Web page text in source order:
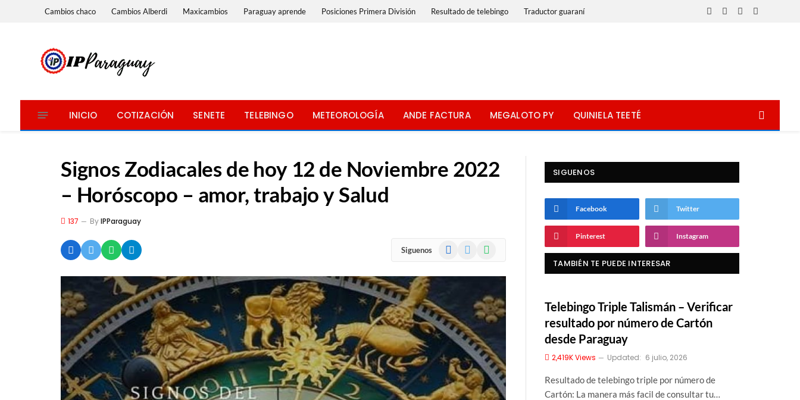
Cambios chaco Cambios Alberdi Maxicambios Paraguay aprende Posiciones Primera División Resultado de telebingo Traductor guaraní
Facebook
X
InstagramWhatsApp
INICIO COTIZACIÓN SENETE TELEBINGO METEOROLOGÍA ANDE FACTURA MEGALOTO PY QUINIELA TEETÉ
Signos Zodiacales de hoy 12 de Noviembre 2022
– Horóscopo – amor, trabajo y Salud
137 ByIPParaguay
Siguenos Facebook WhatsApp
SIGUENOS
Facebook Twitter
Pinterest Instagram
TAMBIÉN TE PUEDE INTERESAR
Telebingo Triple Talismán – Verificar
resultado por número de Cartón
desde Paraguay
2,419KViews Updated: 6 julio, 2026
Resultado de telebingo triple por número de
Cartón: La manera más facil de consultar tu…